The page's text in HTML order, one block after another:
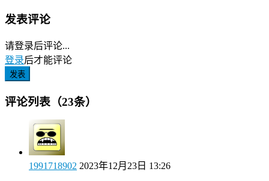
发表评论
请登录后评论...
登录后才能评论
发表
评论列表（23条）
1991718902 2023年12月23日 13:26